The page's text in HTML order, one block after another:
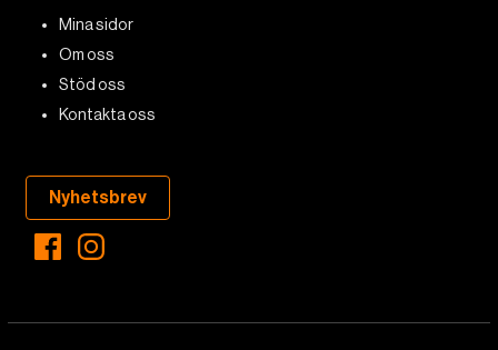
Mina sidor
Om oss
Stöd oss
Kontakta oss
Nyhetsbrev